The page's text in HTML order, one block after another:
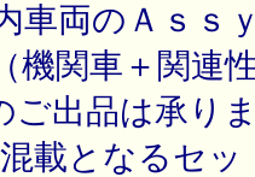
車両のＡｓｓ
機関車＋関連
ご出品は承り
載となるセッ